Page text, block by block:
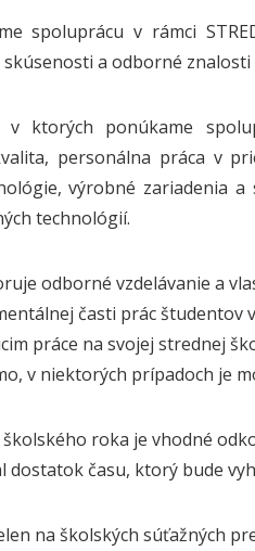
spoluprácu v rámci
a odborné
ktorých ponúkame
personálna práca v
výrobné zariadenia
technológií.
odborné vzdelávanie a
časti prác
práce na svojej strednej
v niektorých prípadoch je
roka je vhodné
dostatok času, ktorý bude
na školských súťažných